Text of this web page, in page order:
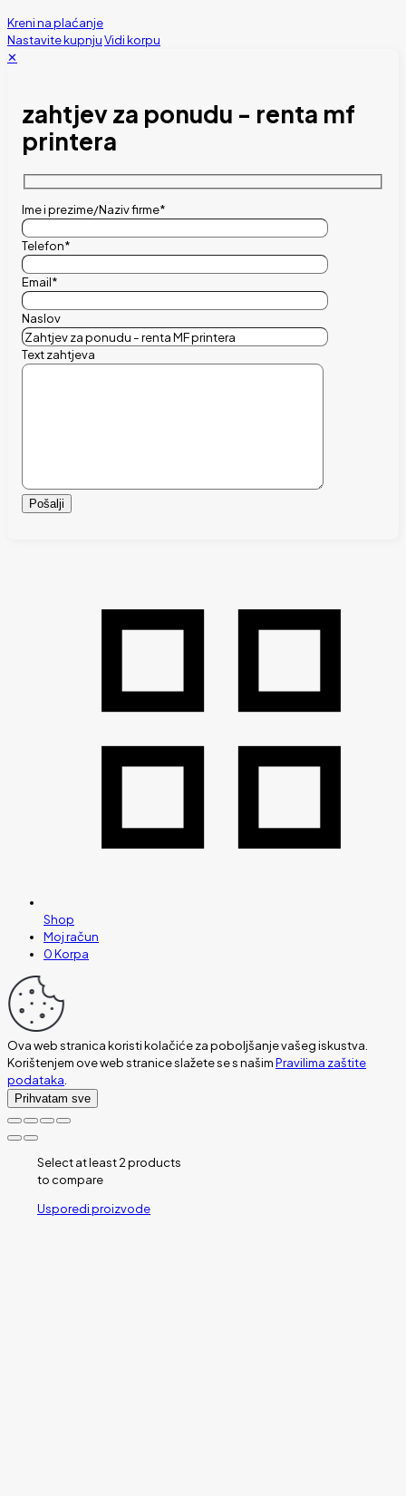
Kreni na plaćanje
Nastavite kupnjuVidi korpu
✕
zahtjev za ponudu - renta mf
printera
Ime i prezime/Naziv firme*
Telefon*
Email*
Naslov
Text zahtjeva
Shop
Moj račun
0Korpa
Ova web stranica koristi kolačiće za poboljšanje vašeg iskustva.
Korištenjem ove web stranice slažete se s našimPravilima zaštite
podataka.
Prihvatam sve
Select at least 2 products
to compare
Usporedi proizvode